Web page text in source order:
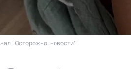
"Осторожно, новости"